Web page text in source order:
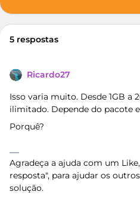
5 respostas
Ricardo27
Isso varia muito. Desde 1GB a
ilimitado. Depende do pacote
Porquê?
Agradeça a ajuda com um
resposta", para ajudar os
solução.